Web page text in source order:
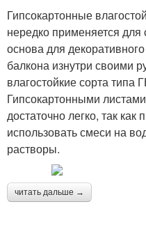
Гипсокартонные
нередко применяется
основа для
балкона изнутри своими
влагостойкие сорта
Гипсокартонными
достаточно легко, так
использовать смеси на
растворы.
читать дальше →